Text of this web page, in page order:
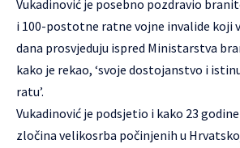
Vukadinović je posebno pozdravio
i 100-postotne ratne vojne invalide koji
dana prosvjeduju ispred Ministarstva
kako je rekao, ‘svoje dostojanstvo i
ratu’.
Vukadinović je podsjetio i kako 23
zločina velikosrba počinjenih u